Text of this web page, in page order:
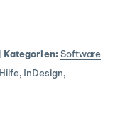
Kategorien: Software
Hilfe, InDesign,